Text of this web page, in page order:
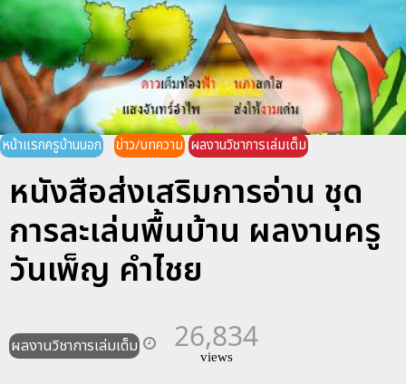
หน้าแรกครูบ้านนอก ข่าว/บทความ ผลงานวิชาการเล่มเต็ม
หนังสือส่งเสริมการอ่าน ชุด
การละเล่นพื้นบ้าน ผลงานครู
วันเพ็ญ คำไชย
ผลงานวิชาการเล่มเต็ม 26,834
views